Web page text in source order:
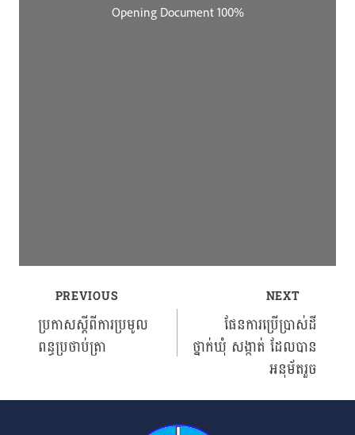
Post
navigation
PREVIOUS
ប្រកាសស្ដីពីការប្រមូល
ពន្ធប្រថាប់ត្រា
NEXT
ផែនការប្រើប្រាស់ដី
ថ្នាក់ឃុំ សង្កាត់ ដែលបាន
អនុម័តរួច